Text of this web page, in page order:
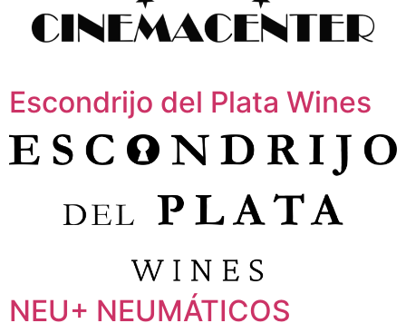
Escondrijo del Plata Wines
NEU+ NEUMÁTICOS